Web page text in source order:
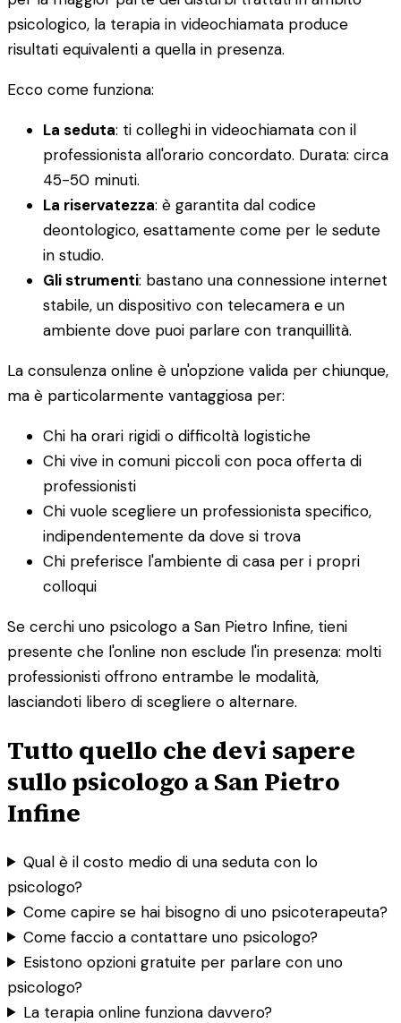
psicologico, la terapia in videochiamata produce
risultati equivalenti a quella in presenza.
Ecco come funziona:
La seduta: ti colleghi in videochiamata con il
professionista all'orario concordato. Durata: circa
45-50 minuti.
La riservatezza: è garantita dal codice
deontologico, esattamente come per le sedute
in studio.
Gli strumenti: bastano una connessione internet
stabile, un dispositivo con telecamera e un
ambiente dove puoi parlare con tranquillità.
La consulenza online è un'opzione valida per chiunque,
ma è particolarmente vantaggiosa per:
Chi ha orari rigidi o difficoltà logistiche
Chi vive in comuni piccoli con poca offerta di
professionisti
Chi vuole scegliere un professionista specifico,
indipendentemente da dove si trova
Chi preferisce l'ambiente di casa per i propri
colloqui
Se cerchi uno psicologo a San Pietro Infine, tieni
presente che l'online non esclude l'in presenza: molti
professionisti offrono entrambe le modalità,
lasciandoti libero di scegliere o alternare.
Tutto quello che devi sapere
sullo psicologo a San Pietro
Infine
Qual è il costo medio di una seduta con lo
psicologo?
Come capire se hai bisogno di uno psicoterapeuta?
Come faccio a contattare uno psicologo?
Esistono opzioni gratuite per parlare con uno
psicologo?
La terapia online funziona davvero?